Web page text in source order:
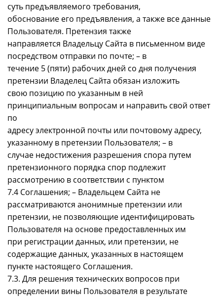
суть предъявляемого требования,
обоснование его предъявления, а также все данные
Пользователя. Претензия также
направляется Владельцу Сайта в письменном виде
посредством отправки по почте; – в
течение 5 (пяти) рабочих дней со дня получения
претензии Владелец Сайта обязан изложить
свою позицию по указанным в ней
принципиальным вопросам и направить свой ответ
по
адресу электронной почты или почтовому адресу,
указанному в претензии Пользователя; – в
случае недостижения разрешения спора путем
претензионного порядка спор подлежит
рассмотрению в соответствии с пунктом
7.4 Соглашения; – Владельцем Сайта не
рассматриваются анонимные претензии или
претензии, не позволяющие идентифицировать
Пользователя на основе предоставленных им
при регистрации данных, или претензии, не
содержащие данных, указанных в настоящем
пункте настоящего Соглашения.
7.3. Для решения технических вопросов при
определении вины Пользователя в результате